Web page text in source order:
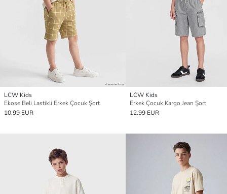
LCW Kids
Ekose Beli Lastikli Erkek Çocuk Şort
10.99 EUR
LCW Kids
Erkek Çocuk Kargo Jean Şort
12.99 EUR